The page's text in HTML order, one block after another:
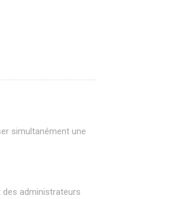
simultanément une
des administrateurs